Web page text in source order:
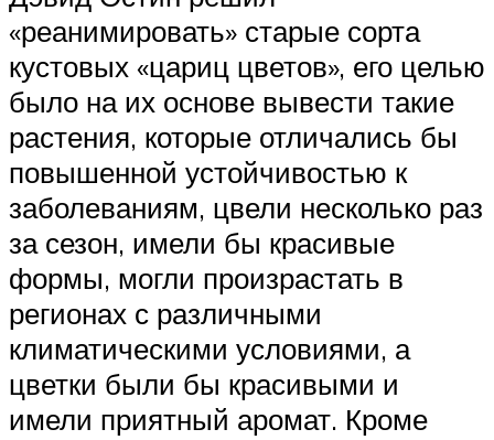
«реанимировать» старые сорта
кустовых «цариц цветов», его целью
было на их основе вывести такие
растения, которые отличались бы
повышенной устойчивостью к
заболеваниям, цвели несколько раз
за сезон, имели бы красивые
формы, могли произрастать в
регионах с различными
климатическими условиями, а
цветки были бы красивыми и
имели приятный аромат. Кроме